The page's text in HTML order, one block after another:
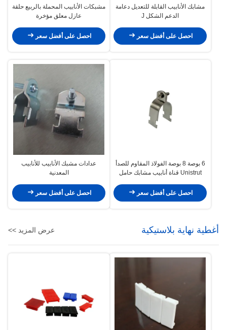
مشابك الأنابيب القابلة للتعديل دعامة
الدعم الشكل J
احصل على أفضل سعر
مشبكات الأنابيب المحملة بالربيع حلقة
عازل معلق مؤخرة
احصل على أفضل سعر
6 بوصة 8 بوصة الفولاذ المقاوم للصدأ
Unistrut قناة أنابيب مشابك حامل
احصل على أفضل سعر
عدادات مشبك الأنابيب للأنابيب
المعدنية
احصل على أفضل سعر
أغطية نهاية بلاستيكية عرض المزيد >>